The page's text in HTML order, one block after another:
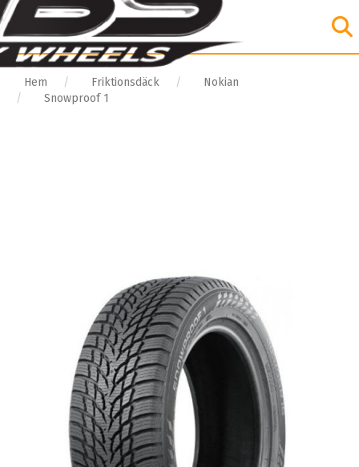
Hem Friktionsdäck
Nokian
Snowproof 1